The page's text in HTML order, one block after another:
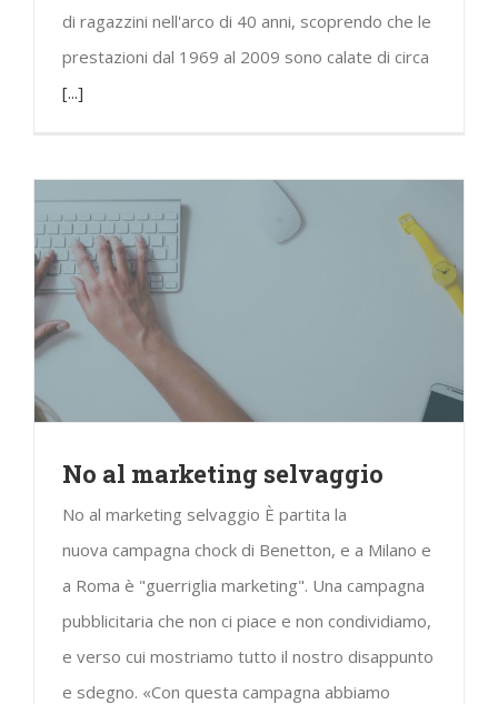
di ragazzini nell'arco di 40 anni, scoprendo che le
prestazioni dal 1969 al 2009 sono calate di circa
[...]
No al marketing selvaggio
No al marketing selvaggio È partita la
nuova campagna chock di Benetton, e a Milano e
a Roma è "guerriglia marketing". Una campagna
pubblicitaria che non ci piace e non condividiamo,
e verso cui mostriamo tutto il nostro disappunto
e sdegno. «Con questa campagna abbiamo